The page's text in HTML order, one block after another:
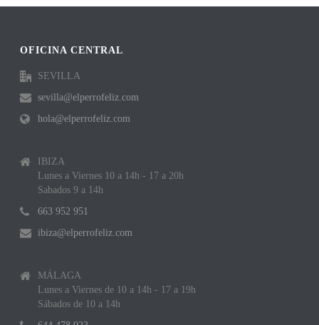
OFICINA CENTRAL
SEVILLA
sevilla@elperrofeliz.com
hola@elperrofeliz.com
IBIZA
Lunes a Viernes 10 a 14h - 17 a 20h
Sabados 9 a 14h
663 952 951
ibiza@elperrofeliz.com
MÁLAGA
Lunes a Viernes de 10 a 14h - 17 a 19h
Sábados de 10 a 14h